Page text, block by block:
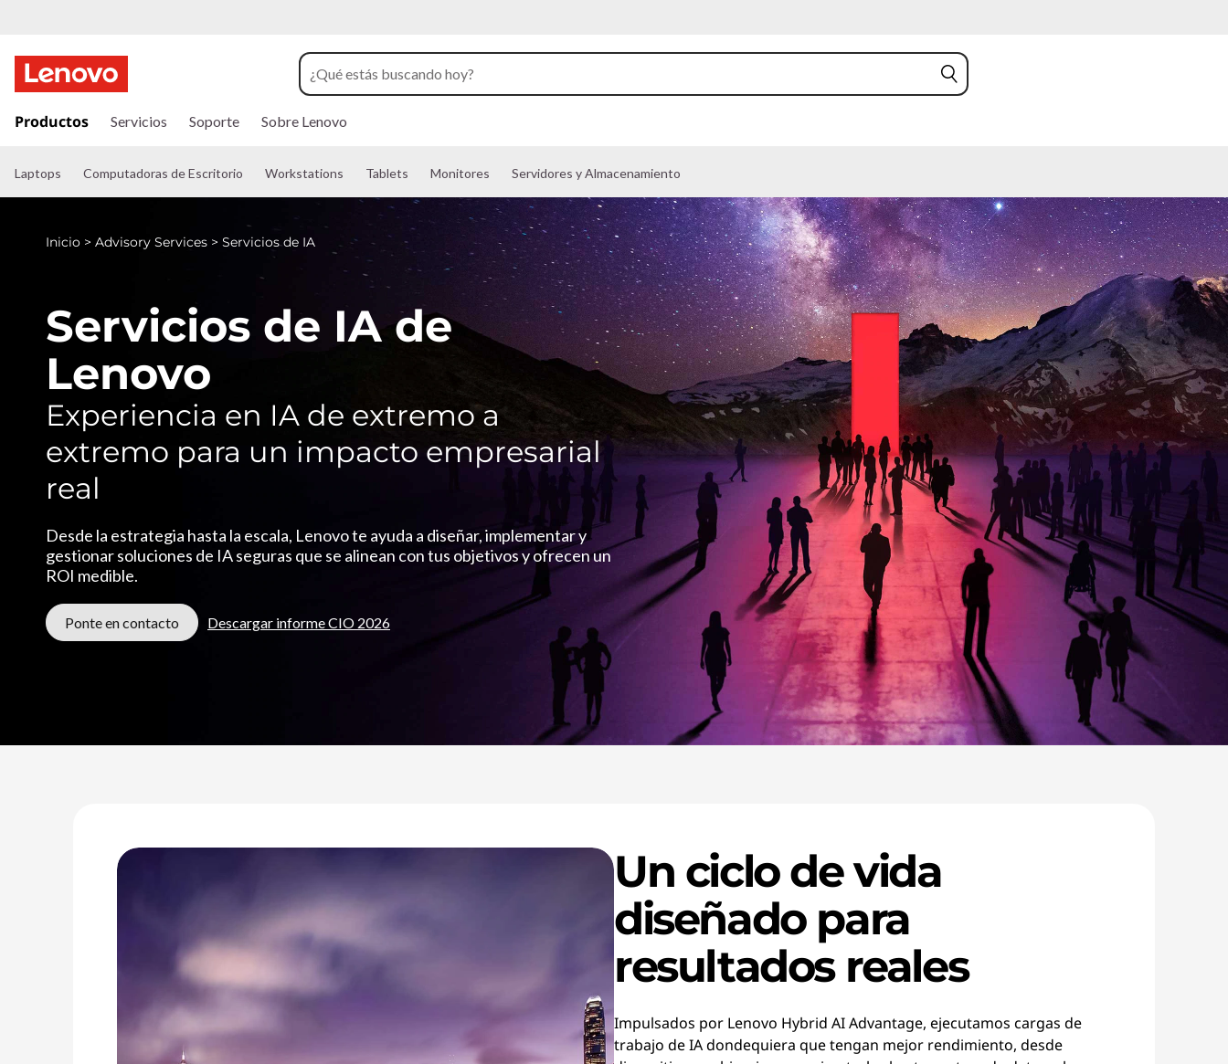
e
v
r
c
Productos Servicios Soporte Sobre Lenovo
Laptops Computadoras de Escritorio Workstations Tablets Monitores Servidores y Almacenamiento
Inicio > Advisory Services > Servicios de IA
Servicios de IA de
Lenovo
Experiencia en IA de extremo a
extremo para un impacto empresarial
real
Desde la estrategia hasta la escala, Lenovo te ayuda a diseñar, implementar y
gestionar soluciones de IA seguras que se alinean con tus objetivos y ofrecen un
ROI medible.
Ponte en contacto Descargar informe CIO 2026
Un ciclo de vida
diseñado para
resultados reales
Impulsados por Lenovo Hybrid AI Advantage, ejecutamos cargas de
trabajo de IA dondequiera que tengan mejor rendimiento, desde